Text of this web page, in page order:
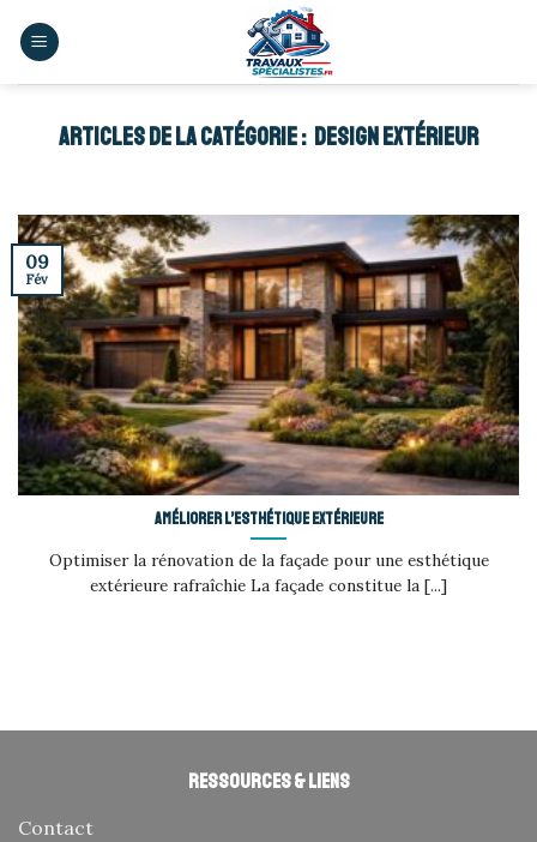
DESIGN EXTÉRIEUR
Améliorer l’esthétique extérieure
Optimiser la rénovation de la façade pour une esthétique
extérieure rafraîchie La façade constitue la [...]
09
Fév
Ressources & liens
Contact